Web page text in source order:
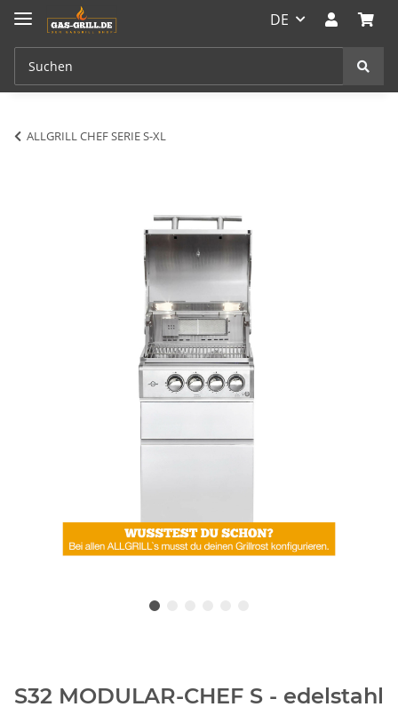
DE
ALLGRILL CHEF SERIE S-XL
S32 MODULAR-CHEF S - edelstahl